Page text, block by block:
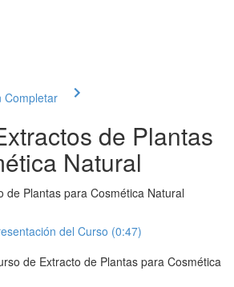
Completar
de Plantas
Natural
de Plantas para Cosmética Natural
del Curso (0:47)
de Extracto de Plantas para Cosmética